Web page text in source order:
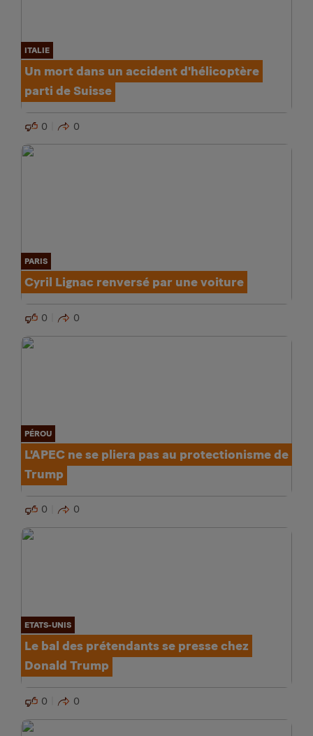
ITALIE
Un mort dans un accident d'hélicoptère
parti de Suisse
0 0
PARIS
Cyril Lignac renversé par une voiture
0 0
PÉROU
L'APEC ne se pliera pas au protectionisme de
Trump
0 0
ETATS-UNIS
Le bal des prétendants se presse chez
Donald Trump
0 0